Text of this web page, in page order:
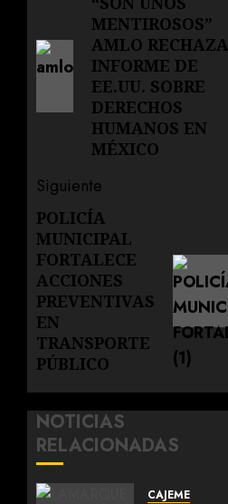
entradas
anterior:MENTIROSOS”
AMLO RECHAZA
INFORME DE
EE.UU. SOBRE
DERECHOS
HUMANOS EN
MÉXICO
Siguiente
Siguiente
entrada:
POLICÍA
MUNICIPAL
FORTALECE
ACCIONES
PREVENTIVAS
EN
TRANSPORTE
PÚBLICO
NOTICIAS
RELACIONADAS
CAJEME